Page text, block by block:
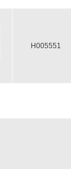
H005551